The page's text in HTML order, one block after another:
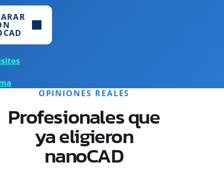
OPINIONES REALES
Profesionales que
ya eligieron
nanoCAD